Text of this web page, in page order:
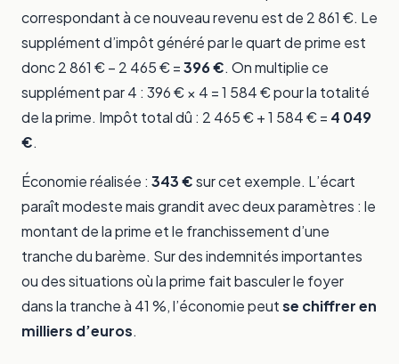
correspondant à ce nouveau revenu est de 2 861 €. Le
supplément d’impôt généré par le quart de prime est
donc 2 861 € − 2 465 € =396 €. On multiplie ce
supplément par 4 : 396 € × 4 = 1 584 € pour la totalité
de la prime. Impôt total dû : 2 465 € + 1 584 € = 4 049
€.
Économie réalisée : 343 €sur cet exemple. L’écart
paraît modeste mais grandit avec deux paramètres : le
montant de la prime et le franchissement d’une
tranche du barème. Sur des indemnités importantes
ou des situations où la prime fait basculer le foyer
dans la tranche à 41 %, l’économie peutse chiffrer en
milliers d’euros.